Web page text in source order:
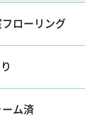
ローリング
ーム済